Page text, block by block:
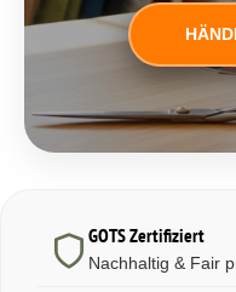
GOTS Zertifiziert
Nachhaltig & Fair